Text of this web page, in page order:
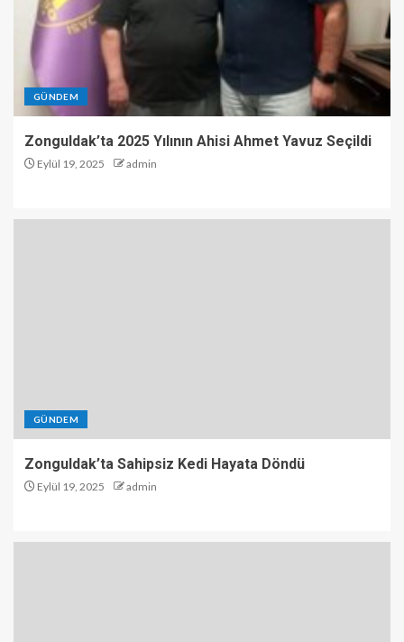
GÜNDEM
Zonguldak’ta 2025 Yılının Ahisi Ahmet Yavuz Seçildi
Eylül 19, 2025 admin
GÜNDEM
Zonguldak’ta Sahipsiz Kedi Hayata Döndü
Eylül 19, 2025 admin